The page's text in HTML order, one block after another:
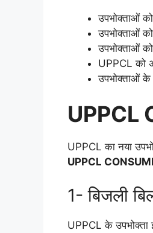
उपभोक्ताओं
उपभोक्ताओं
उपभोक्ताओं
UPPCL को
उपभोक्ताओं
UPPCL
UPPCL का नया
UPPCL
1- बिजली
UPPCL के